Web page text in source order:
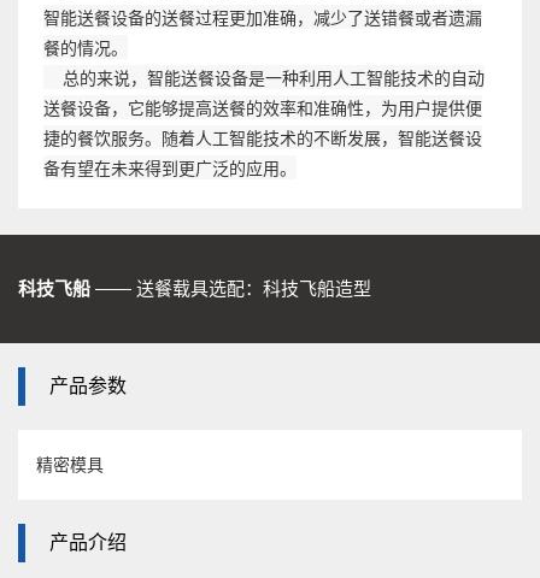
智能送餐设备的送餐过程更加准确，减少了送错餐或者遗漏
餐的情况。
总的来说，智能送餐设备是一种利用人工智能技术的自动
送餐设备，它能够提高送餐的效率和准确性，为用户提供便
捷的餐饮服务。随着人工智能技术的不断发展，智能送餐设
备有望在未来得到更广泛的应用。
科技飞船 —— 送餐载具选配：科技飞船造型
产品参数
精密模具
产品介绍